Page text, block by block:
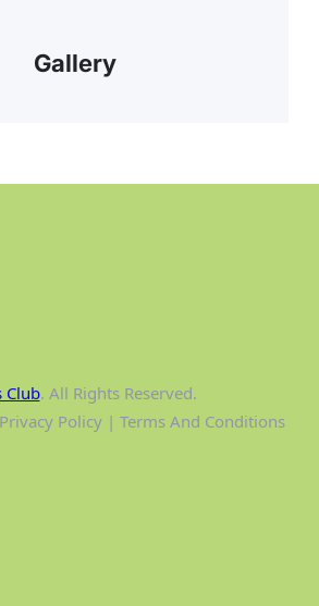
Gallery
Club. All Rights Reserved.
Policy | Terms And Conditions